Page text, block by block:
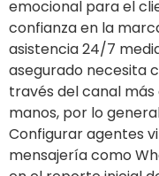
emocional para el
confianza en la
asistencia 24/7
asegurado necesita
través del canal
manos, por lo
Configurar agentes
mensajería como